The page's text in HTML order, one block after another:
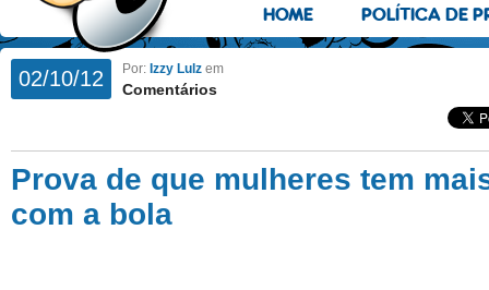
HOME POLÍTICA DE
02/10/12 Por: Izzy Lulz em
Comentários
Prova de que mulheres tem
com a bola